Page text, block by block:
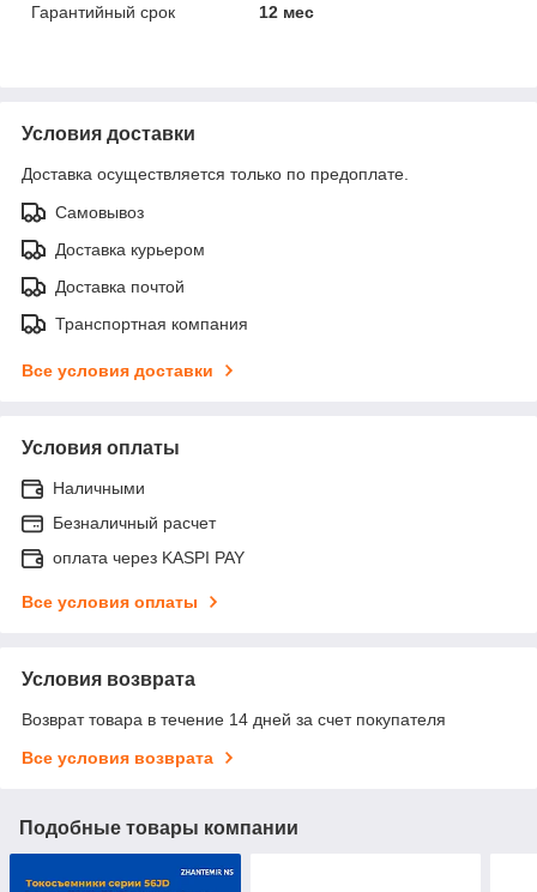
Гарантийный срок
12 мес
Условия доставки
Доставка осуществляется только по предоплате.
Самовывоз
Доставка курьером
Доставка почтой
Транспортная компания
Все условия доставки
Условия оплаты
Наличными
Безналичный расчет
оплата через KASPI PAY
Все условия оплаты
Условия возврата
Возврат товара в течение 14 дней за счет покупателя
Все условия возврата
Подобные товары компании